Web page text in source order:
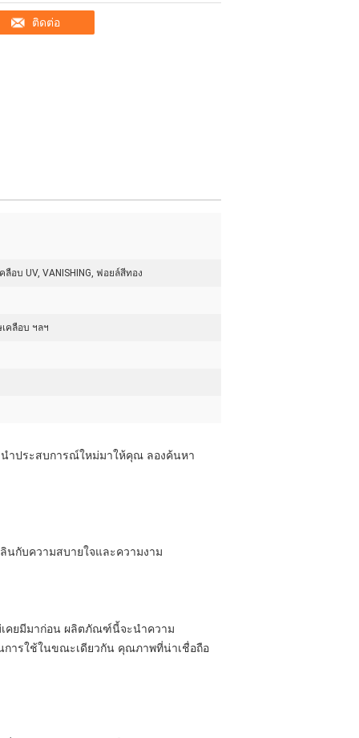
ติดต่อ
อบ UV, VANISHING, ฟอยล์สีทอง
คลือบ ฯลฯ
นําประสบการณ์ใหม่มาให้คุณ ลองค้นหา
กับความสบายใจและความงาม
คยมีมาก่อน ผลิตภัณฑ์นี้จะนําความ
การใช้ในขณะเดียวกัน คุณภาพที่น่าเชื่อถือ